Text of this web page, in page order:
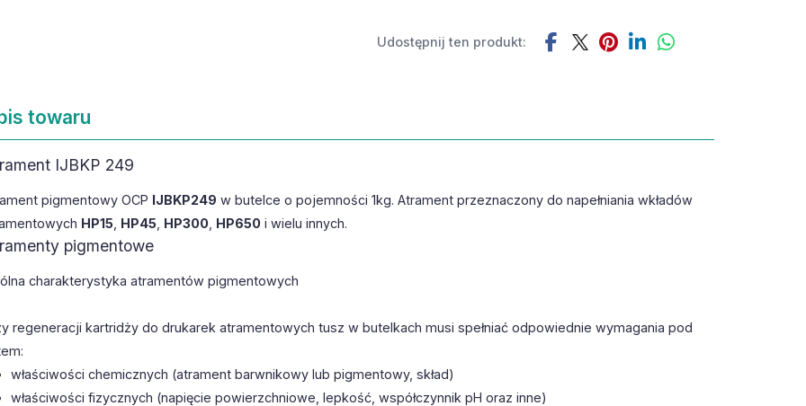
Udostępnij ten produkt:
towaru
IJBKP 249
pigmentowy OCP IJBKP249 w butelce o pojemności 1kg. Atrament przeznaczony do napełniania wkładów
HP15 HP45 HP300, HP650i wielu innych.
pigmentowe
charakterystyka atramentów pigmentowych
regeneracji kartridży do drukarek atramentowych tusz w butelkach musi spełniać odpowiednie wymagania pod
właściwości chemicznych (atrament barwnikowy lub pigmentowy, skład)
właściwości fizycznych (napięcie powierzchniowe, lepkość, współczynnik pH oraz inne)